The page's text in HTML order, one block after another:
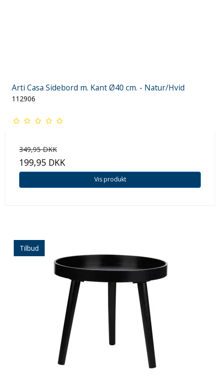
Arti Casa Sidebord m. Kant Ø40 cm. - Natur/Hvid
112906
349,95 DKK
199,95 DKK
Vis produkt
Tilbud